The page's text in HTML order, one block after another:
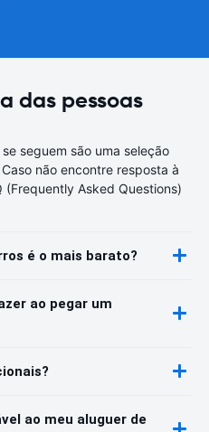
das pessoas
seguem são uma seleção
não encontre resposta à
(Frequently Asked Questions)
é o mais barato?
ao pegar um
ao meu aluguer de